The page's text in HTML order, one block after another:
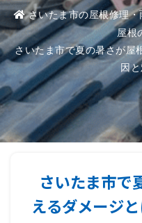
さいたま市の屋根修理
屋根
さいたま市で夏の暑さが屋
因
さいたま市で
えるダメージ